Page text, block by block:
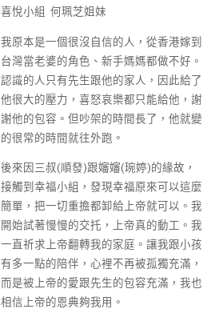
喜悅小組 何珮芝姐妹
我原本是一個很沒自信的人，從香港嫁到
台灣當老婆的角色、新手媽媽都做不好。
認識的人只有先生跟他的家人，因此給了
他很大的壓力，喜怒哀樂都只能給他，謝
謝他的包容。但吵架的時間長了，他就變
的很常的時間就往外跑。
後來因三叔(順發)跟嬸嬸(琬婷)的緣故，
接觸到幸福小組，發現幸福原來可以這麼
簡單，把一切重擔都卸給上帝就可以。我
開始試著慢慢的交托，上帝真的動工。我
一直祈求上帝翻轉我的家庭。讓我跟小孩
有多一點的陪伴，心裡不再被孤獨充滿，
而是被上帝的愛跟先生的包容充滿，我也
相信上帝的恩典夠我用。